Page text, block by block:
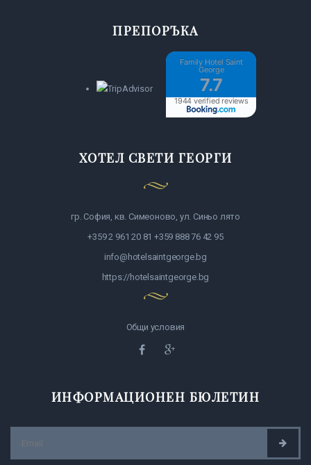
ПРЕПОРЪКА
Family Hotel Saint
George
7.7
1944 verified reviews
ХОТЕЛ СВЕТИ ГЕОРГИ
гр. София, кв. Симеоново, ул. Синьо лято
+359 2 961 20 81 +359 888 76 42 95
info@hotelsaintgeorge.bg
https://hotelsaintgeorge.bg
Общи условия
ИНФОРМАЦИОНЕН БЮЛЕТИН